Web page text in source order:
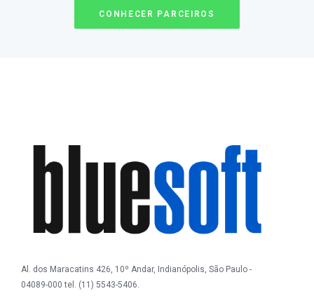
CONHECER PARCEIROS
Al. dos Maracatins 426, 10º Andar, Indianópolis, São Paulo -
04089-000 tel. (11) 5543-5406.